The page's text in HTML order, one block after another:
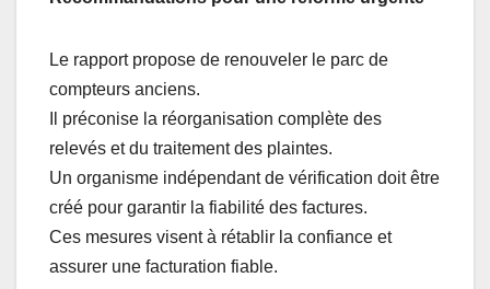
Le rapport propose de renouveler le parc de
compteurs anciens.
Il préconise la réorganisation complète des
relevés et du traitement des plaintes.
Un organisme indépendant de vérification doit être
créé pour garantir la fiabilité des factures.
Ces mesures visent à rétablir la confiance et
assurer une facturation fiable.